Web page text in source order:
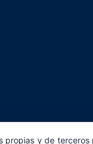
propias y de terceros